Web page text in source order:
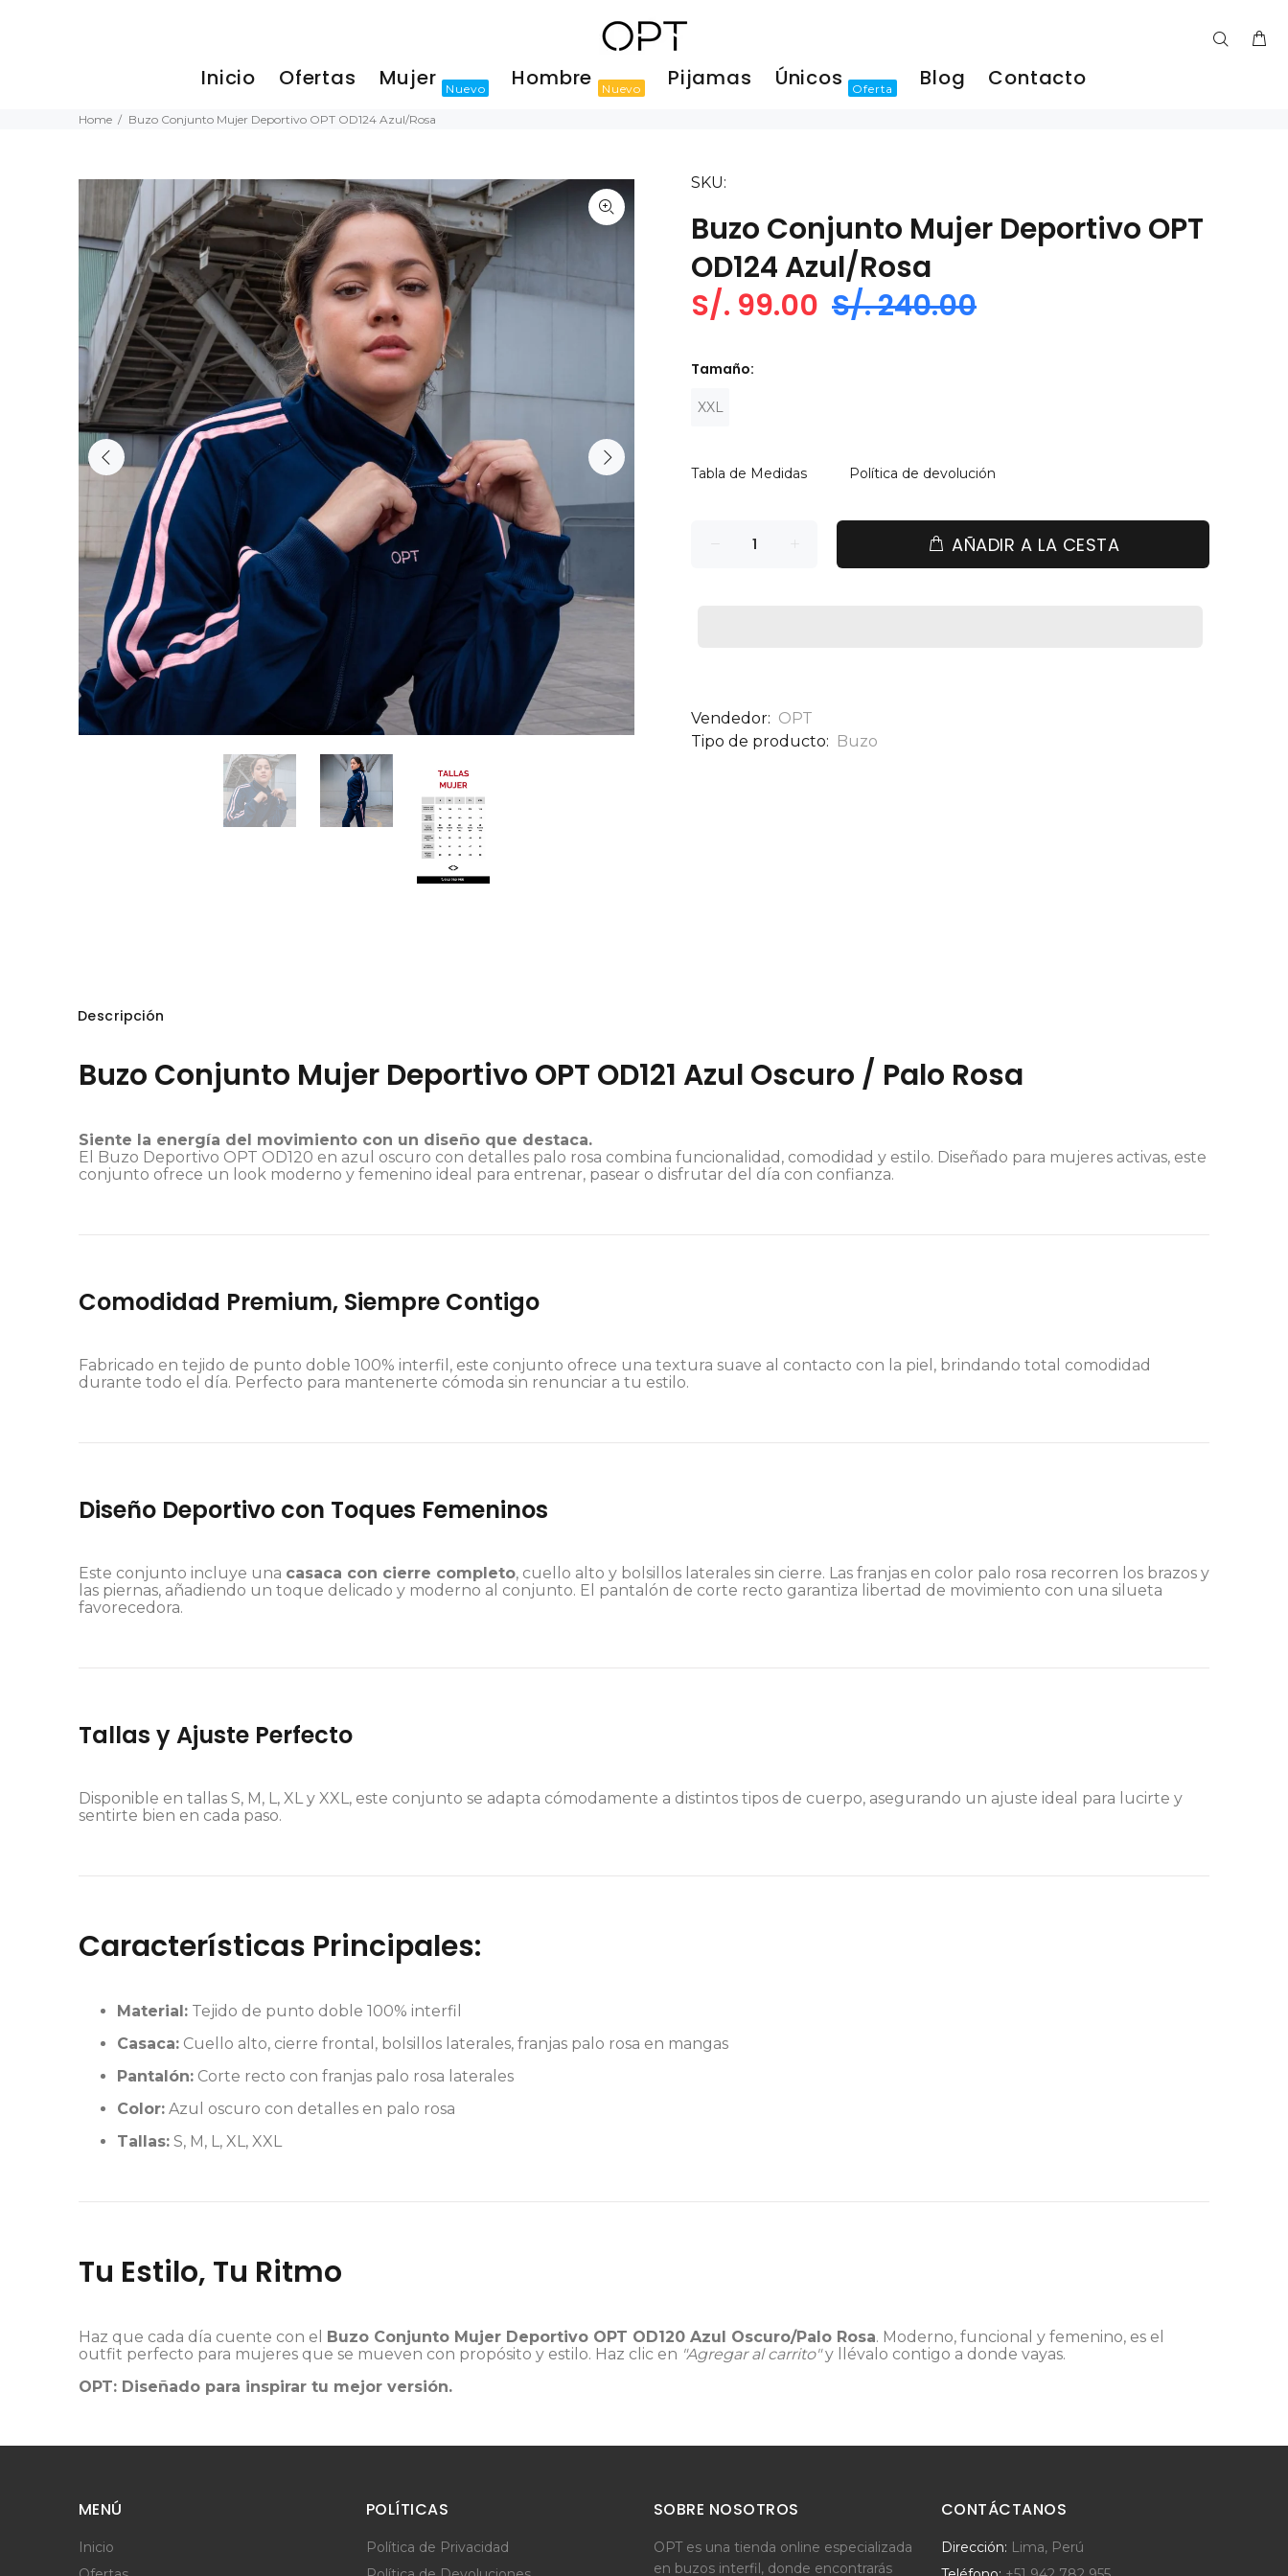
Inicio Ofertas Mujer Nuevo Hombre Nuevo Pijamas Únicos Oferta Blog Contacto
Home Buzo Conjunto Mujer Deportivo OPT OD124 Azul/Rosa
SKU:
Buzo Conjunto Mujer Deportivo OPT
OD124 Azul/Rosa
S/. 99.00 S/. 240.00
Tamaño:
XXL
Tabla de Medidas Política de devolución
AÑADIR A LA CESTA
Vendedor: OPT
Tipo de producto: Buzo
Descripción
Buzo Conjunto Mujer Deportivo OPT OD121 Azul Oscuro / Palo Rosa
Siente la energía del movimiento con un diseño que destaca.
El Buzo Deportivo OPT OD120 en azul oscuro con detalles palo rosa combina funcionalidad, comodidad y estilo. Diseñado para mujeres activas, este
conjunto ofrece un look moderno y femenino ideal para entrenar, pasear o disfrutar del día con confianza.
Comodidad Premium, Siempre Contigo
Fabricado en tejido de punto doble 100% interfil, este conjunto ofrece una textura suave al contacto con la piel, brindando total comodidad
durante todo el día. Perfecto para mantenerte cómoda sin renunciar a tu estilo.
Diseño Deportivo con Toques Femeninos
Este conjunto incluye una casaca con cierre completo, cuello alto y bolsillos laterales sin cierre. Las franjas en color palo rosa recorren los brazos y
las piernas, añadiendo un toque delicado y moderno al conjunto. El pantalón de corte recto garantiza libertad de movimiento con una silueta
favorecedora.
Tallas y Ajuste Perfecto
Disponible en tallas S, M, L, XL y XXL, este conjunto se adapta cómodamente a distintos tipos de cuerpo, asegurando un ajuste ideal para lucirte y
sentirte bien en cada paso.
Características Principales:
Material: Tejido de punto doble 100% interfil
Casaca: Cuello alto, cierre frontal, bolsillos laterales, franjas palo rosa en mangas
Pantalón: Corte recto con franjas palo rosa laterales
Color: Azul oscuro con detalles en palo rosa
Tallas: S, M, L, XL, XXL
Tu Estilo, Tu Ritmo
Haz que cada día cuente con el Buzo Conjunto Mujer Deportivo OPT OD120 Azul Oscuro/Palo Rosa. Moderno, funcional y femenino, es el
outfit perfecto para mujeres que se mueven con propósito y estilo. Haz clic en "Agregar al carrito"y llévalo contigo a donde vayas.
OPT: Diseñado para inspirar tu mejor versión.
MENÚ
Inicio
POLÍTICAS
Política de Privacidad
SOBRE NOSOTROS
OPT es una tienda online especializada
en buzos interfil, donde encontrarás
CONTÁCTANOS
Dirección: Lima, Perú